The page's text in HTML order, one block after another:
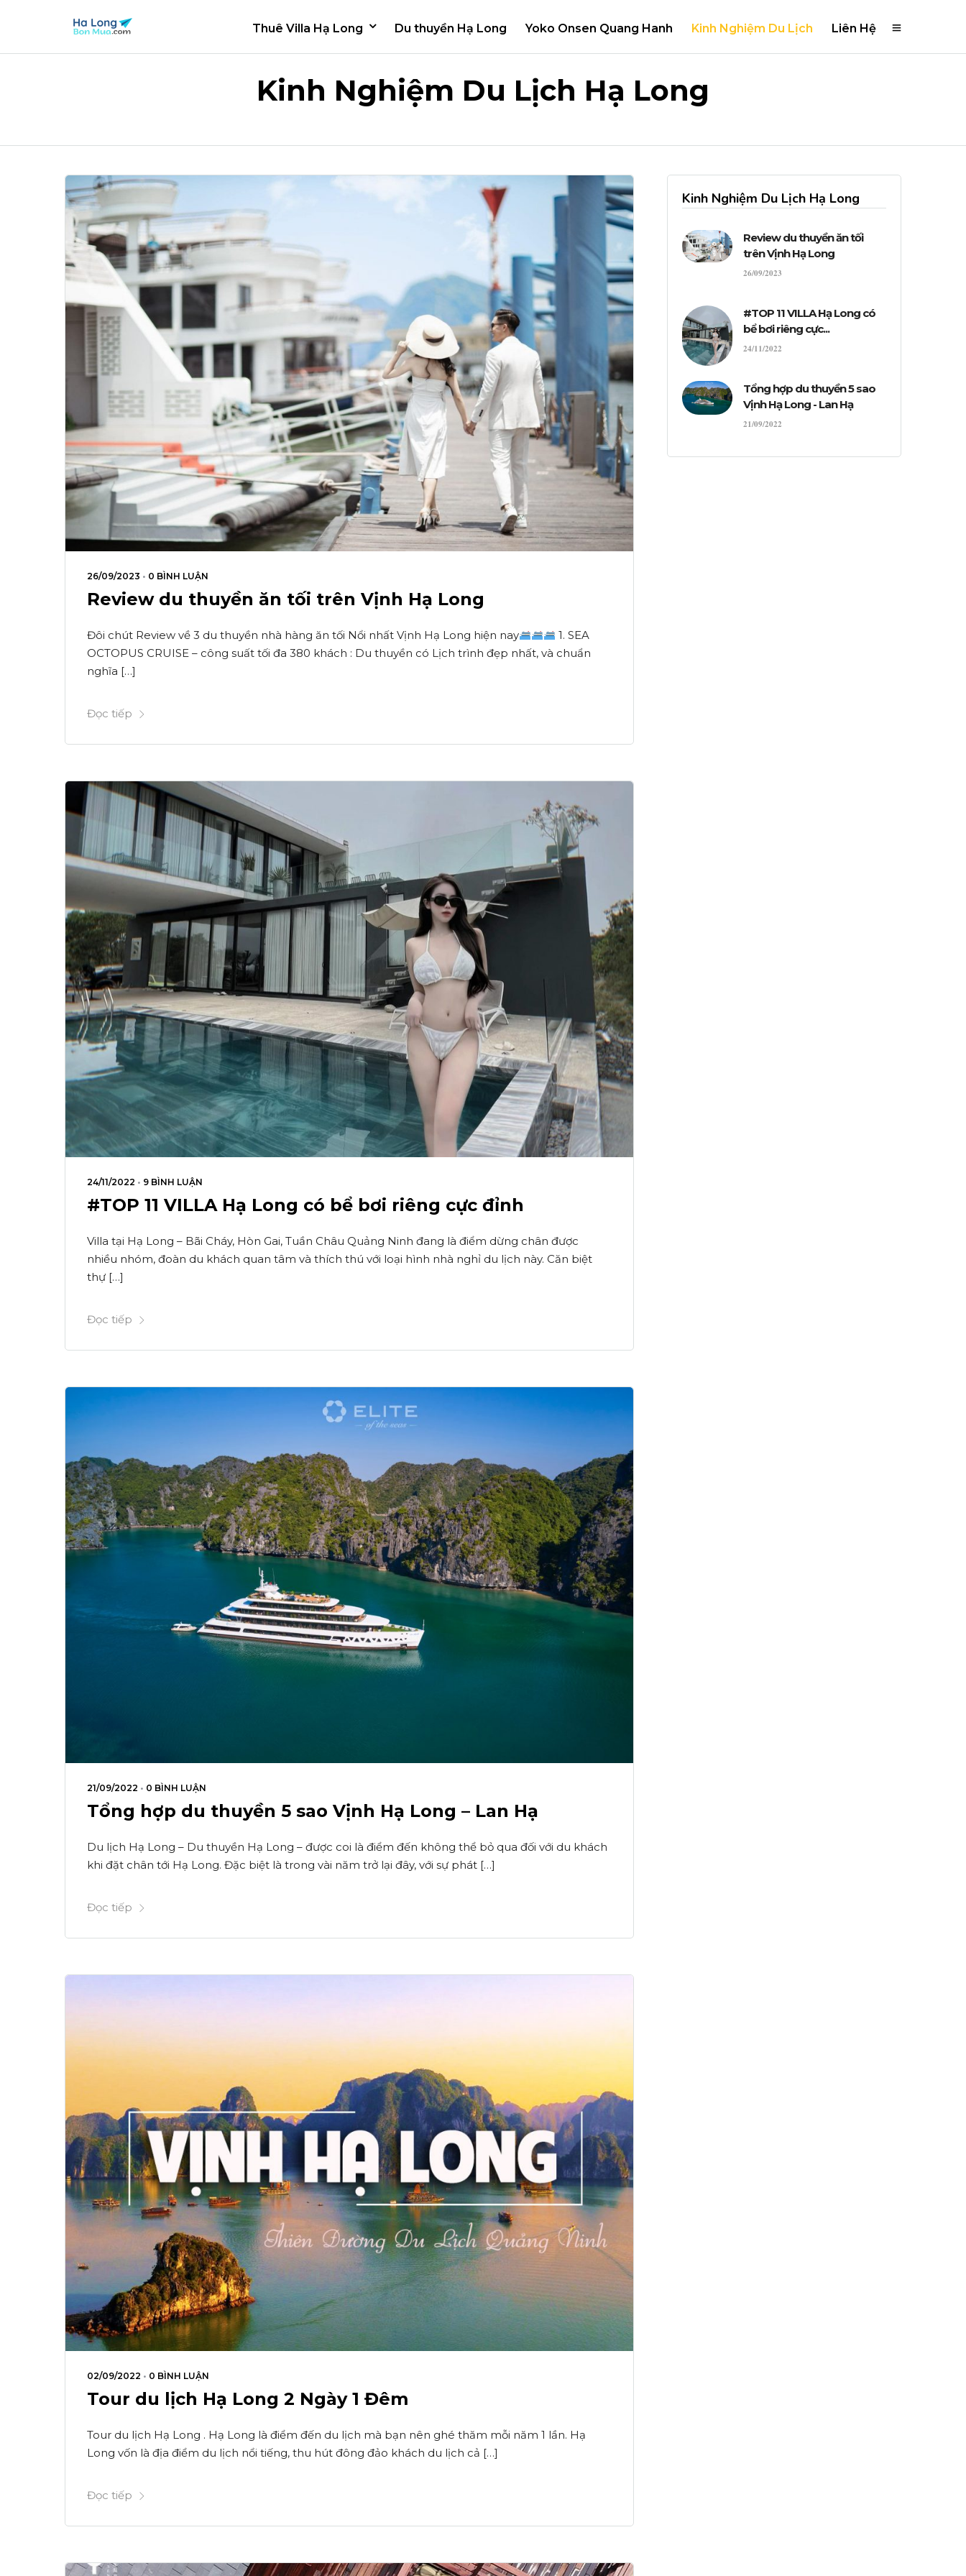
Thuê Villa Hạ Long Du thuyền Hạ Long Yoko Onsen Quang Hanh Kinh Nghiệm Du Lịch Liên Hệ
Kinh Nghiệm Du Lịch Hạ Long
26/09/2023 • 0 BÌNH LUẬN
Review du thuyền ăn tối trên Vịnh Hạ Long
Đôi chút Review về 3 du thuyền nhà hàng ăn tối Nổi nhất Vịnh Hạ Long hiện nay
1. SEA
OCTOPUS CRUISE – công suất tối đa 380 khách : Du thuyền có Lịch trình đẹp nhất, và chuẩn
nghĩa […]
Đọc tiếp
24/11/2022 • 9 BÌNH LUẬN
#TOP 11 VILLA Hạ Long có bể bơi riêng cực đỉnh
Villa tại Hạ Long – Bãi Cháy, Hòn Gai, Tuần Châu Quảng Ninh đang là điểm dừng chân được
nhiều nhóm, đoàn du khách quan tâm và thích thú với loại hình nhà nghỉ du lịch này. Căn biệt
thự […]
Đọc tiếp
21/09/2022 • 0 BÌNH LUẬN
Tổng hợp du thuyền 5 sao Vịnh Hạ Long – Lan Hạ
Du lịch Hạ Long – Du thuyền Hạ Long – được coi là điểm đến không thể bỏ qua đối với du khách
khi đặt chân tới Hạ Long. Đặc biệt là trong vài năm trở lại đây, với sự phát […]
Đọc tiếp
02/09/2022 • 0 BÌNH LUẬN
Tour du lịch Hạ Long 2 Ngày 1 Đêm
Tour du lịch Hạ Long . Hạ Long là điểm đến du lịch mà bạn nên ghé thăm mỗi năm 1 lần. Hạ
Long vốn là địa điểm du lịch nổi tiếng, thu hút đông đảo khách du lịch cả […]
Đọc tiếp
Kinh Nghiệm Du Lịch Hạ Long
Review du thuyền ăn tối
trên Vịnh Hạ Long
26/09/2023
#TOP 11 VILLA Hạ Long có
bể bơi riêng cực...
24/11/2022
Tổng hợp du thuyền 5 sao
Vịnh Hạ Long - Lan Hạ
21/09/2022